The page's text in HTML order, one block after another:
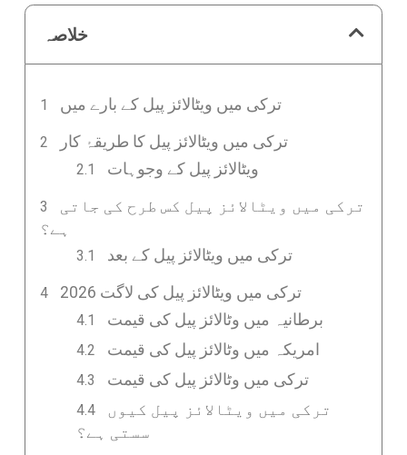
خلاصہ
ترکی میں ویٹالائز پیل کے بارے میں
ترکی میں ویٹالائز پیل کا طریقۂ کار
ویٹالائز پیل کے وجوہات
ترکی میں ویٹالائز پیل کس طرح کی جاتی
ہے؟
ترکی میں ویٹالائز پیل کے بعد
ترکی میں ویٹالائز پیل کی لاگت 2026
برطانیہ میں وٹالائز پیل کی قیمت
امریکہ میں وٹالائز پیل کی قیمت
ترکی میں وٹالائز پیل کی قیمت
ترکی میں ویٹالائز پیل کیوں
سستی ہے؟